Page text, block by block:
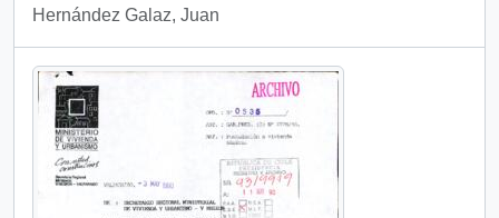
Hernández Galaz, Juan